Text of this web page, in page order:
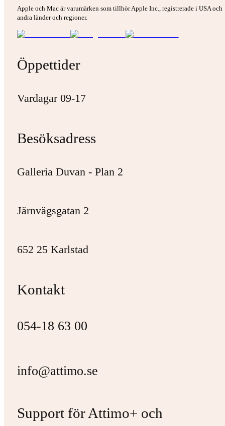
Apple och Mac är varumärken som tillhör Apple Inc., registrerade i USA och
andra länder och regioner.
Öppettider
Vardagar 09-17
Besöksadress
Galleria Duvan - Plan 2
Järnvägsgatan 2
652 25 Karlstad
Kontakt
054-18 63 00
info@attimo.se
Support för Attimo+ och